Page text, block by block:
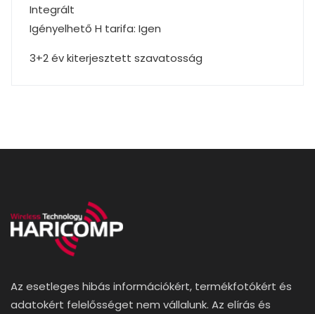
Integrált
Igényelhető H tarifa: Igen
3+2 év kiterjesztett szavatosság
Az esetleges hibás információkért, termékfotókért és
adatokért felelősséget nem vállalunk. Az elírás és